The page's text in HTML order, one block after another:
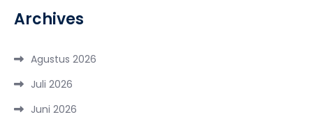
Archives
Agustus 2026
Juli 2026
Juni 2026